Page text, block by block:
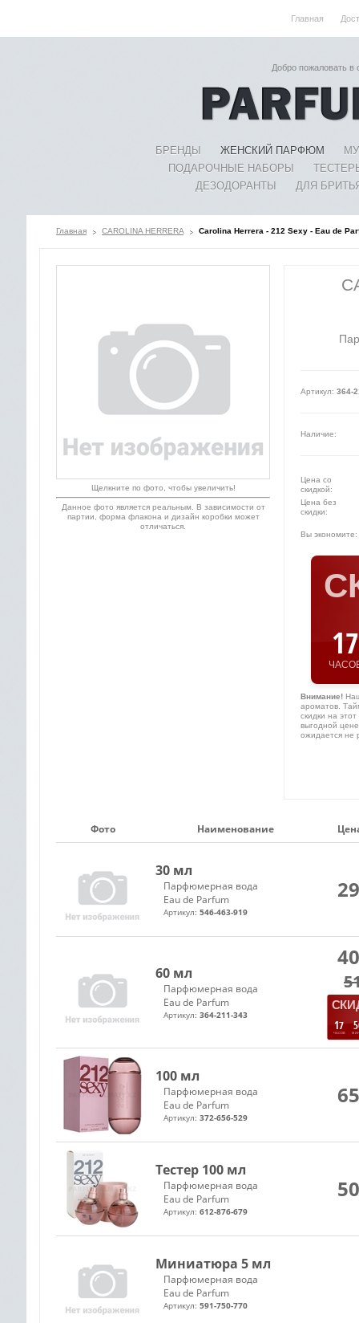
Главная
Добро пожаловать
БРЕНДЫ ЖЕНСКИЙ ПАРФЮМ
ПОДАРОЧНЫЕ НАБОРЫ
ДЕЗОДОРАНТЫ
ДЛЯ
Главная CAROLINA HERRERA Carolina Herrera - 212 Sexy - Eau de
Артикул: 364-
Наличие:
Цена cо
скидкой:
Цена без
скидки:
Вы экономите:
17
Внимание!
ароматов.
скидки на
выгодной
ожидается не
Щелкните по фото, чтобы увеличить!
Данное фото является реальным. В зависимости от
партии, форма флакона и дизайн коробки может
отличаться.
Фото Наименование
30 мл
Парфюмерная вода
Eau de Parfum
Артикул: 546-463-919
60 мл
Парфюмерная вода
Eau de Parfum
Артикул: 364-211-343
17
ЧАСОВ
100 мл
Парфюмерная вода
Eau de Parfum
Артикул: 372-656-529
Тестер 100 мл
Парфюмерная вода
Eau de Parfum
Артикул: 612-876-679
Миниатюра 5 мл
Парфюмерная вода
Eau de Parfum
Артикул: 591-750-770